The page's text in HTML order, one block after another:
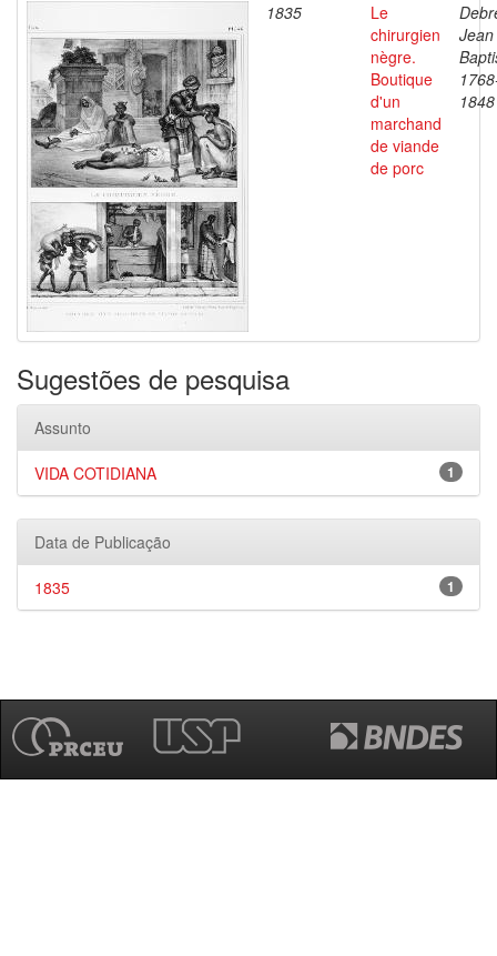
1835
Le
chirurgien
nègre.
Boutique
d'un
marchand
de viande
de porc
Jean
1848
Sugestões de pesquisa
Assunto
1
VIDA COTIDIANA
Data de Publicação
1
1835